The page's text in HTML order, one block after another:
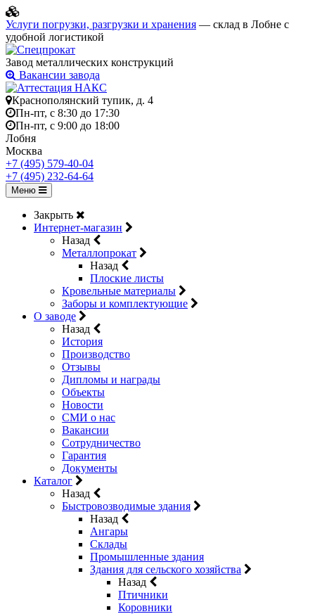
Услуги погрузки, разгрузки и хранения — склад в Лобне с
удобной логистикой
Завод металлических конструкций
Вакансии завода
Краснополянский тупик, д. 4
Пн-пт, с 8:30 до 17:30
Пн-пт, с 9:00 до 18:00
Лобня
Москва
+7 (495) 579-40-04
+7 (495) 232-64-64
Меню
Закрыть
Интернет-магазин
Назад
Металлопрокат
Назад
Плоские листы
Кровельные материалы
Заборы и комплектующие
О заводе
Назад
История
Производство
Отзывы
Дипломы и награды
Объекты
Новости
СМИ о нас
Вакансии
Сотрудничество
Гарантия
Документы
Каталог
Назад
Быстровозводимые здания
Назад
Ангары
Склады
Промышленные здания
Здания для сельского хозяйства
Назад
Птичники
Коровники